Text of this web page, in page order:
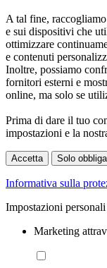
A tal fine,
e sui dispositivi che
ottimizzare
e contenuti
Inoltre, possiamo
fornitori esterni e
online, ma solo se
Prima di dare il tuo
impostazioni e la
Accetta Solo
Informativa sulla
Impostazioni
Marketing